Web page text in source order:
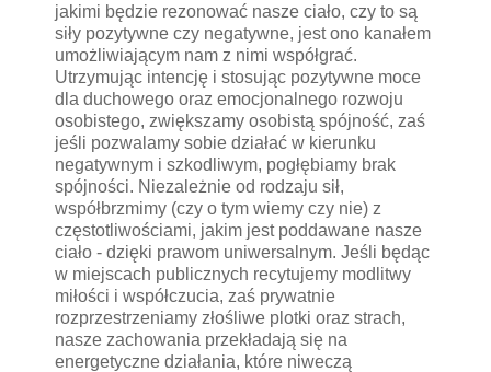
jakimi będzie rezonować nasze ciało, czy to są
siły pozytywne czy negatywne, jest ono kanałem
umożliwiającym nam z nimi współgrać.
Utrzymując intencję i stosując pozytywne moce
dla duchowego oraz emocjonalnego rozwoju
osobistego, zwiększamy osobistą spójność, zaś
jeśli pozwalamy sobie działać w kierunku
negatywnym i szkodliwym, pogłębiamy brak
spójności. Niezależnie od rodzaju sił,
współbrzmimy (czy o tym wiemy czy nie) z
częstotliwościami, jakim jest poddawane nasze
ciało - dzięki prawom uniwersalnym. Jeśli będąc
w miejscach publicznych recytujemy modlitwy
miłości i współczucia, zaś prywatnie
rozprzestrzeniamy złośliwe plotki oraz strach,
nasze zachowania przekładają się na
energetyczne działania, które niweczą